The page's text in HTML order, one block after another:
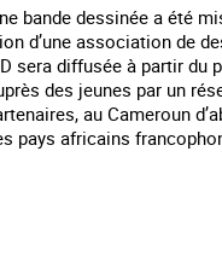
bande dessinée a été
d’une association de
sera diffusée à partir du
des jeunes par un
au Cameroun
pays africains